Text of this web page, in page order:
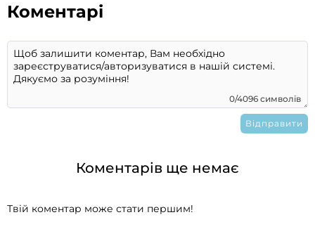
Коментарі
0/4096 символів
Коментарів ще немає
Твій коментар може стати першим!